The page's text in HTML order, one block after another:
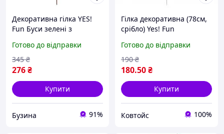
Декоративна гілка YES!
Fun Буси зелені з
декору sea
Готово до відправки
276₴
345 ₴
Купити
Бузина 91%
Гілка декоративна (78см,
срібло) Yes! Fun
Готово до відправки
180.50₴
190 ₴
Купити
Ковтойс 100%